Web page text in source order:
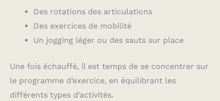
Des rotations des articulations
Des exercices de mobilité
Un jogging léger ou des sauts sur place
Une fois échauffé, il est temps de se concentrer sur
le programme d’exercice, en équilibrant les
différents types d’activités.